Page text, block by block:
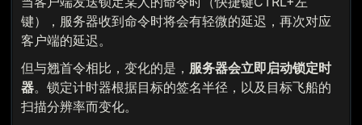
键），服务器收到命令时将会有轻微的延迟，再次对应
客户端的延迟。
但与翘首令相比，变化的是， 服务器会立即启动锁定时
器。锁定计时器根据目标的签名半径，以及目标飞船的
扫描分辨率而变化。